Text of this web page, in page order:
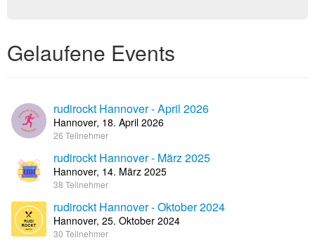
Gelaufene Events
rudirockt Hannover - April 2026
Hannover, 18. April 2026
26 Teilnehmer
rudirockt Hannover - März 2025
Hannover, 14. März 2025
38 Teilnehmer
rudirockt Hannover - Oktober 2024
Hannover, 25. Oktober 2024
30 Teilnehmer